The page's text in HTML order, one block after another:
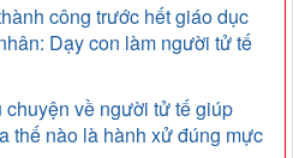
công trước hết giáo dục
Dạy con làm người tử tế
chuyện về người tử tế giúp
thế nào là hành xử đúng mực